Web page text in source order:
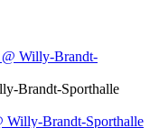
@ Willy-Brandt-
Brandt-Sporthalle